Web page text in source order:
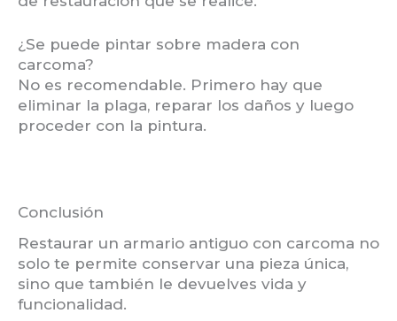
¿Se puede pintar sobre madera con
carcoma?
No es recomendable. Primero hay que
eliminar la plaga, reparar los daños y luego
proceder con la pintura.
Conclusión
Restaurar un armario antiguo con carcoma no
solo te permite conservar una pieza única,
sino que también le devuelves vida y
funcionalidad.